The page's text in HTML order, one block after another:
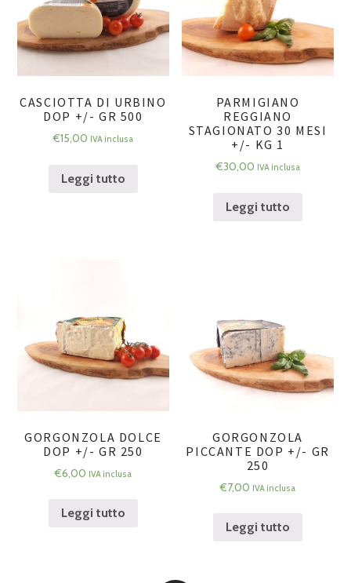
CASCIOTTA DI URBINO
DOP +/- GR 500
€15,00 IVA inclusa
Leggi tutto
PARMIGIANO
REGGIANO
STAGIONATO 30 MESI
+/- KG 1
€30,00 IVA inclusa
Leggi tutto
GORGONZOLA DOLCE
DOP +/- GR 250
€6,00 IVA inclusa
Leggi tutto
GORGONZOLA
PICCANTE DOP +/- GR
250
€7,00 IVA inclusa
Leggi tutto